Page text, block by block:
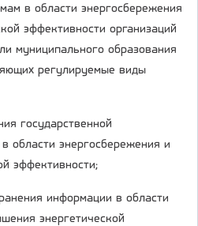
в области энергосбережения
эффективности организаций
муниципального образования
регулируемые виды
государственной
области энергосбережения и
эффективности;
информации в области
энергетической